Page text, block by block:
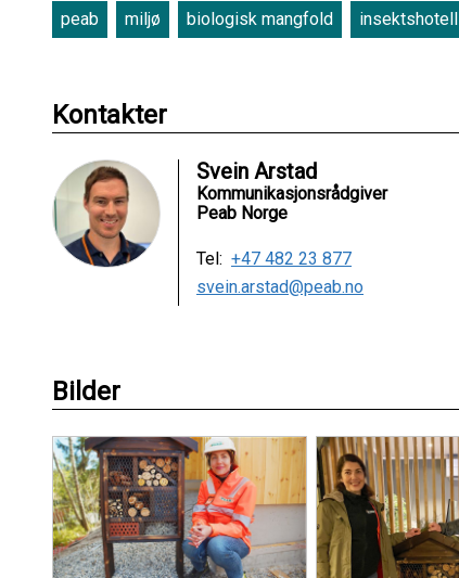
peab miljø biologisk mangfold insektshotell
Kontakter
Svein Arstad
Kommunikasjonsrådgiver
Peab Norge
Tel: +47 482 23 877
svein.arstad@peab.no
Bilder